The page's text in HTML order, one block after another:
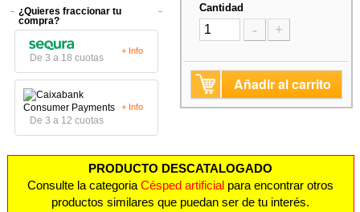
¿Quieres fraccionar tu
compra?
De 3 a 18 cuotas
+ Info
De 3 a 12 cuotas
+ Info
Cantidad
- +
Añadir al carrito
PRODUCTO DESCATALOGADO
Consulte la categoriaCésped artificial para encontrar otros
productos similares que puedan ser de tu interés.